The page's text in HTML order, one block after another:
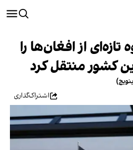
از افغان‌ها را
کشور منتقل کرد
اشتراک‌گذاری